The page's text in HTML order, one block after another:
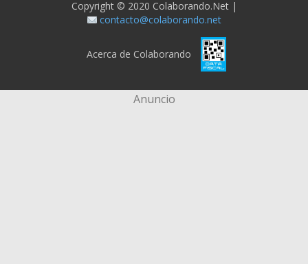
Copyright © 2020 Colaborando.net |
contacto@colaborando.net
Acerca de Colaborando
Anuncio